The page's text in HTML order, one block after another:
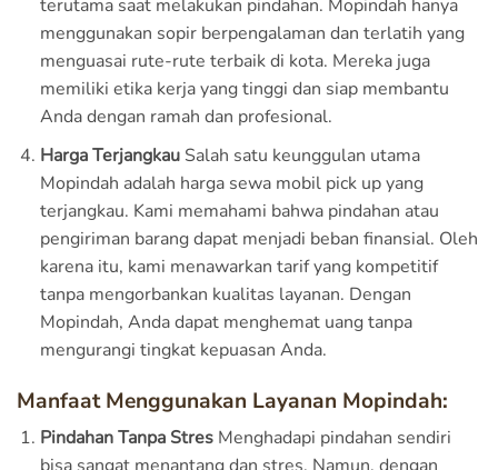
terutama saat melakukan pindahan. Mopindah hanya
menggunakan sopir berpengalaman dan terlatih yang
menguasai rute-rute terbaik di kota. Mereka juga
memiliki etika kerja yang tinggi dan siap membantu
Anda dengan ramah dan profesional.
Harga TerjangkauSalah satu keunggulan utama
Mopindah adalah harga sewa mobil pick up yang
terjangkau. Kami memahami bahwa pindahan atau
pengiriman barang dapat menjadi beban finansial. Oleh
karena itu, kami menawarkan tarif yang kompetitif
tanpa mengorbankan kualitas layanan. Dengan
Mopindah, Anda dapat menghemat uang tanpa
mengurangi tingkat kepuasan Anda.
Manfaat Menggunakan Layanan Mopindah:
Pindahan Tanpa StresMenghadapi pindahan sendiri